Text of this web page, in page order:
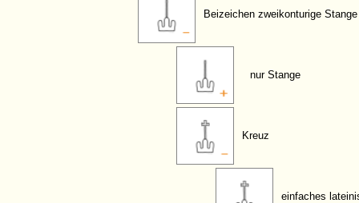
Beizeichen zweikonturige Stange
nur Stange
Kreuz
einfaches